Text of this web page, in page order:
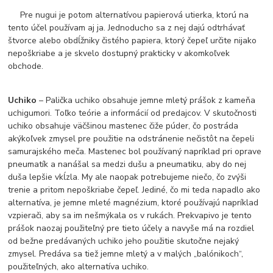
Pre nugui je potom alternatívou papierová utierka, ktorú na
tento účel používam aj ja. Jednoducho sa z nej dajú odtrhávať
štvorce alebo obdĺžniky čistého papiera, ktorý čepeľ určite nijako
nepoškriabe a je skvelo dostupný prakticky v akomkoľvek
obchode.
Uchiko– Palička uchiko obsahuje jemne mletý prášok z kameňa
uchigumori. Toľko teórie a informácií od predajcov. V skutočnosti
uchiko obsahuje väčšinou mastenec čiže púder, čo postráda
akýkoľvek zmysel pre použitie na odstránenie nečistôt na čepeli
samurajského meča. Mastenec bol používaný napríklad pri oprave
pneumatík a nanášal sa medzi dušu a pneumatiku, aby do nej
duša lepšie vkĺzla. My ale naopak potrebujeme niečo, čo zvýši
trenie a pritom nepoškriabe čepeľ. Jediné, čo mi teda napadlo ako
alternatíva, je jemne mleté magnézium, ktoré používajú napríklad
vzpierači, aby sa im nešmýkala os v rukách. Prekvapivo je tento
prášok naozaj použiteľný pre tieto účely a navyše má na rozdiel
od bežne predávaných uchiko jeho použitie skutočne nejaký
zmysel. Predáva sa tiež jemne mletý a v malých „balónikoch“,
použiteľných, ako alternatíva uchiko.